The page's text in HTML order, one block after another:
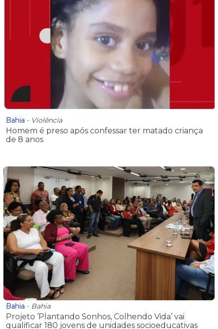
Bahia - Violência
Homem é preso após confessar ter matado criança
de 8 anos
Bahia - Bahia
Projeto ‘Plantando Sonhos, Colhendo Vida’ vai
qualificar 180 jovens de unidades socioeducativas